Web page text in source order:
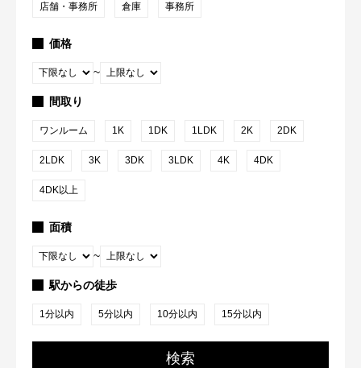
店舗・事務所 倉庫 事務所
価格
~
間取り
ワンルーム 1K 1DK 1LDK 2K 2DK
2LDK 3K 3DK 3LDK 4K 4DK
4DK以上
面積
~
駅からの徒歩
1分以内 5分以内 10分以内 15分以内
検索